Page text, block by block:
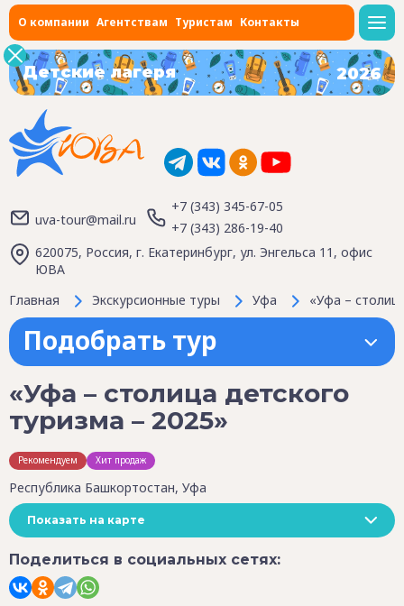
О компании Агентствам Туристам Контакты
Детские лагеря 2026
uva-tour@mail.ru
+7 (343) 345-67-05
+7 (343) 286-19-40
620075, Россия, г. Екатеринбург, ул. Энгельса 11, офис
ЮВА
Главная
Экскурсионные туры Уфа «Уфа –
Подобрать тур
«Уфа – столица детского
туризма – 2025»
Республика Башкортостан, Уфа
Показать на карте
Рекомендуем Хит продаж
Поделиться в социальных сетях: